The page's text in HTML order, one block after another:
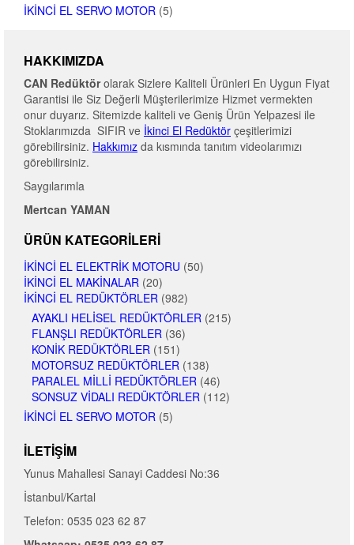
İKINCI EL SERVO MOTOR (5)
HAKKIMIZDA
CAN Redüktörolarak Sizlere Kaliteli Ürünleri En Uygun Fiyat
Garantisi ile Siz Değerli Müşterilerimize Hizmet vermekten
onur duyarız. Sitemizde kaliteli ve Geniş Ürün Yelpazesi ile
Stoklarımızda SIFIR ve İkinci El Redüktör çeşitlerimizi
görebilirsiniz. Hakkımız da kısmında tanıtım videolarımızı
görebilirsiniz.
Saygılarımla
Mertcan YAMAN
ÜRÜN KATEGORILERI
İKINCI EL ELEKTRIK MOTORU (50)
İKINCI EL MAKINALAR (20)
İKINCI EL REDÜKTÖRLER (982)
AYAKLI HELISEL REDÜKTÖRLER (215)
FLANŞLI REDÜKTÖRLER (36)
KONIK REDÜKTÖRLER (151)
MOTORSUZ REDÜKTÖRLER (138)
PARALEL MILLI REDÜKTÖRLER (46)
SONSUZ VIDALI REDÜKTÖRLER (112)
İKINCI EL SERVO MOTOR (5)
İLETIŞIM
Yunus Mahallesi Sanayi Caddesi No:36
İstanbul/Kartal
Telefon: 0535 023 62 87